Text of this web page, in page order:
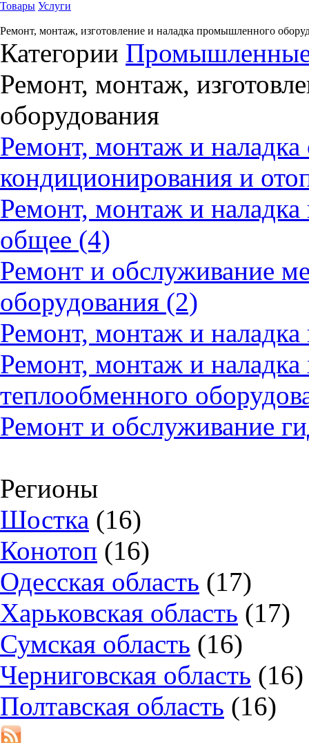
Товары Услуги
Ремонт, монтаж, изготовление и наладка промышленного
Категории Промышленные
Ремонт, монтаж,
оборудования
Ремонт, монтаж и
кондиционирования и
Ремонт, монтаж и
общее (4)
Ремонт и обслуживание
оборудования (2)
Ремонт, монтаж и
Ремонт, монтаж и наладка
теплообменного
Ремонт и обслуживание
Регионы
Шостка (16)
Конотоп (16)
Одесская область (17)
Харьковская область (17)
Сумская область (16)
Черниговская область (16)
Полтавская область (16)